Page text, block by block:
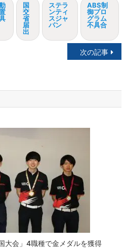
国
交
省
届
出
ステラ
ンティ
スジャ
パン
ABS制
御プロ
グラム
不具合
次の記事
大会」4職種で金メダルを獲得